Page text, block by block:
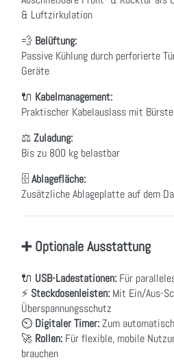
& Luftzirkulation
💨 Belüftung:
Passive Kühlung durch perforierte
Geräte
🔌 Kabelmanagement:
Praktischer Kabelauslass mit
⚖Zuladung:
Bis zu 800 kg belastbar
🗄Ablagefläche:
Zusätzliche Ablageplatte auf dem
➕ Optionale Ausstattung
🔌 USB-Ladestationen: Für
⚡ Steckdosenleisten: Mit Ein/Aus-
Überspannungsschutz
⏲ Digitaler Timer:Zum
🚀 Rollen: Für flexible, mobile
brauchen